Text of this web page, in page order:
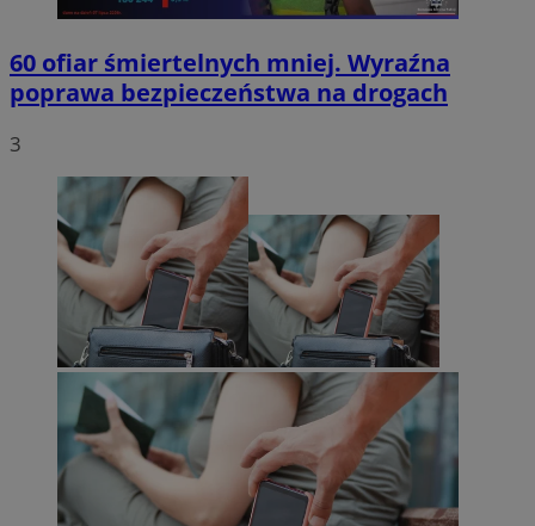
60 ofiar śmiertelnych mniej. Wyraźna
poprawa bezpieczeństwa na drogach
3